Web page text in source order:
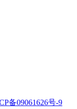
备09061626号-9